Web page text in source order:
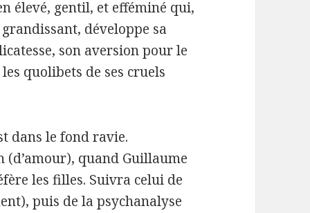
élevé, gentil, et efféminé qui,
grandissant, développe sa
son aversion pour le
quolibets de ses cruels
dans le fond ravie.
quand Guillaume
les filles. Suivra celui de
puis de la psychanalyse